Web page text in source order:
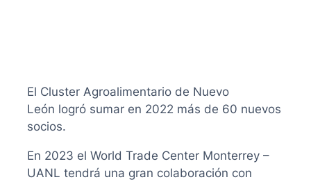
El Cluster Agroalimentario de Nuevo
León logró sumar en 2022 más de 60 nuevos
socios.
En 2023 el World Trade Center Monterrey –
UANL tendrá una gran colaboración con